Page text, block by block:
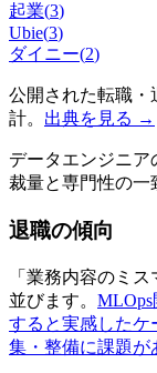
起業(3)
Ubie(3)
ダイニー(2)
公開された転職
計。 出典を見る →
データエンジニア
裁量と専門性の一
退職の傾向
「業務内容のミ
並びます。
すると実感したケ
集・整備に課題が